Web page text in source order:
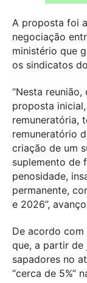
A proposta foi
negociação
ministério que
os sindicatos
“Nesta
proposta
remuneratória,
remuneratório
criação de um
suplemento de
penosidade,
permanente,
e 2026”,
De acordo
que, a partir de
sapadores no
“cerca de 5%”